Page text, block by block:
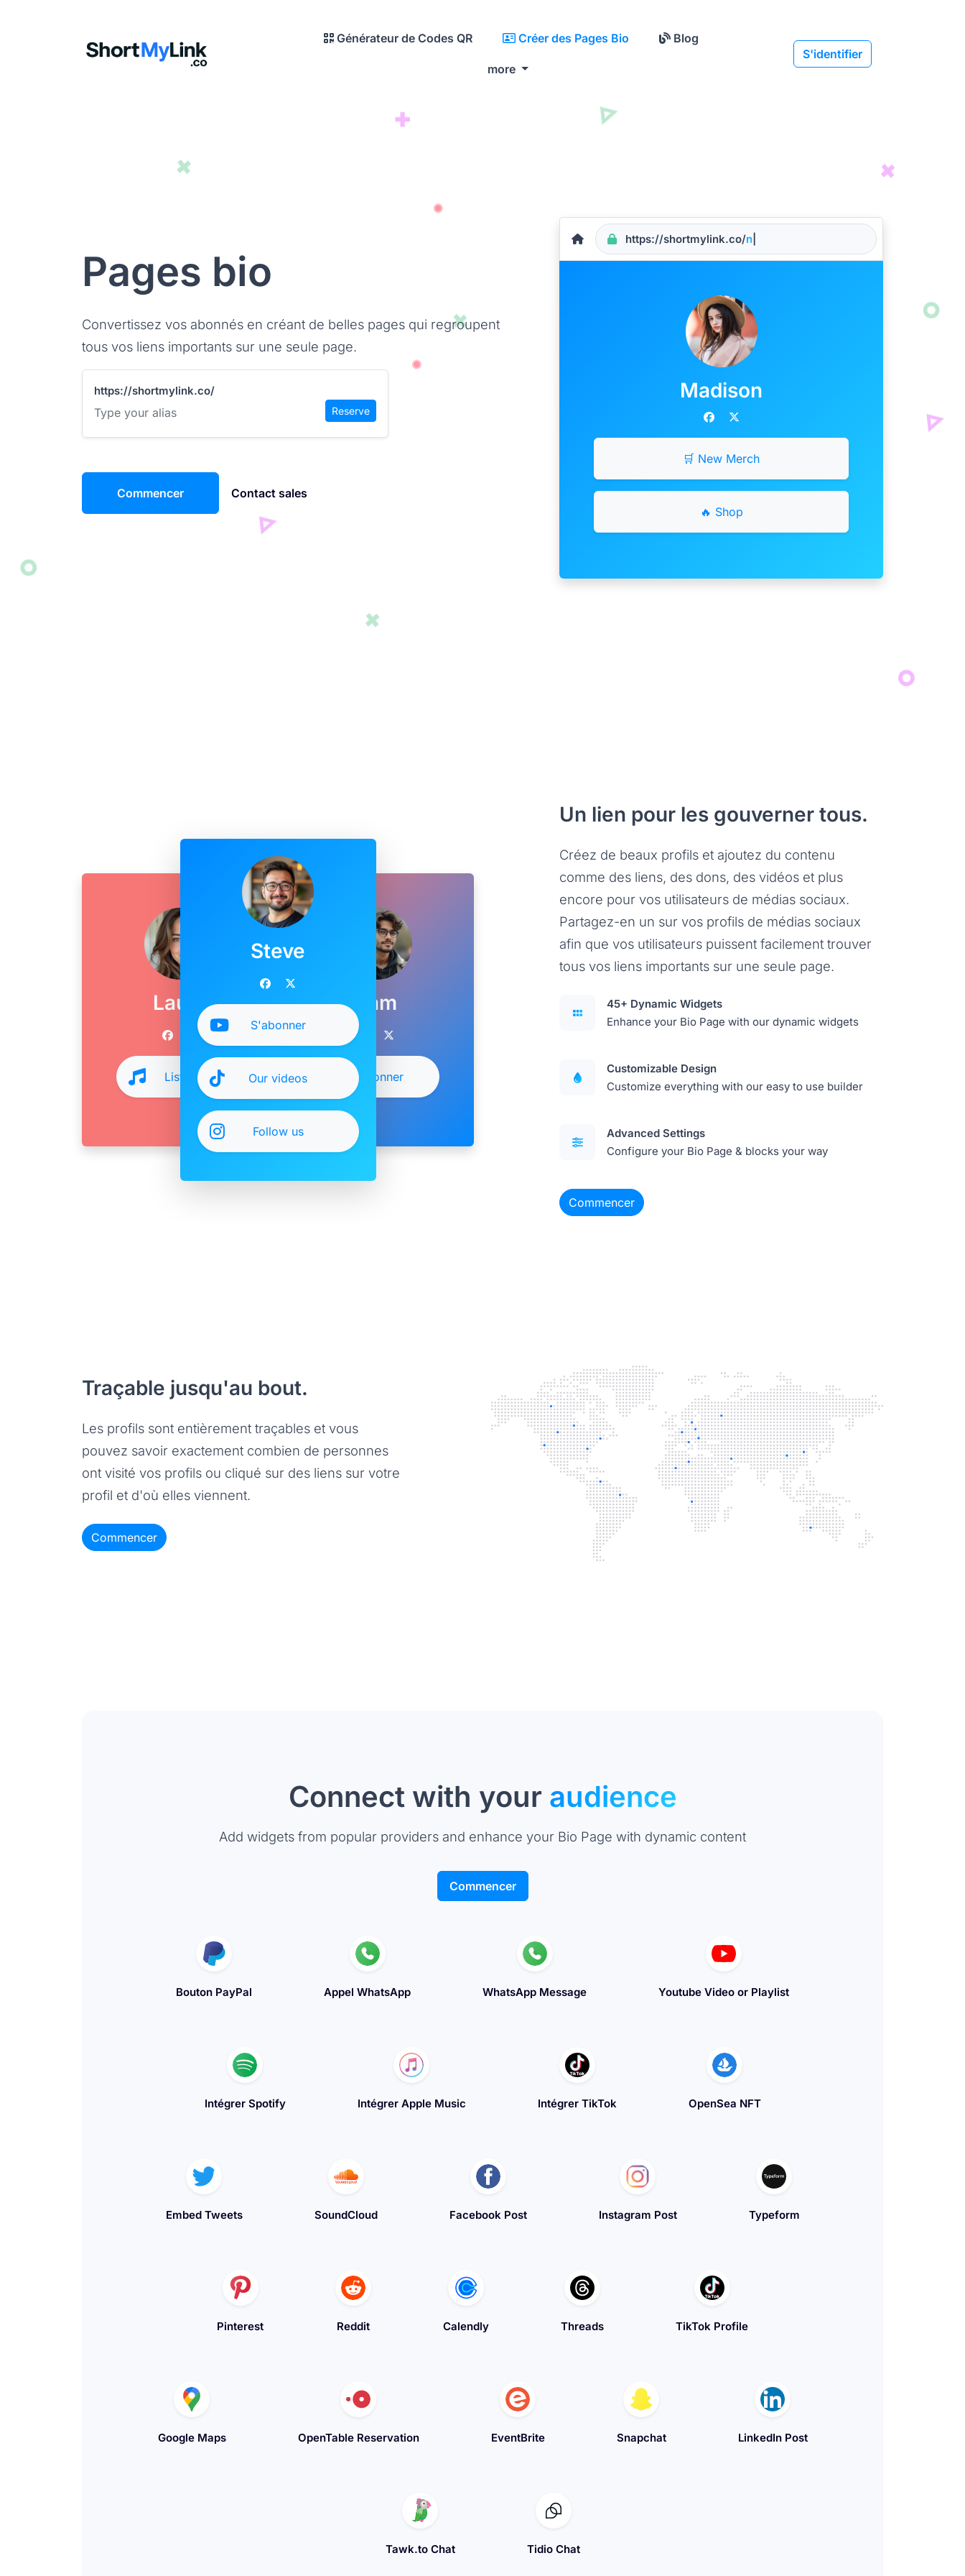
Générateur de Codes QR Créer des Pages Bio Blog
more
S'identifier
Pages bio
Convertissez vos abonnés en créant de belles pages qui regroupent
tous vos liens importants sur une seule page.
https://shortmylink.co/
Reserve
Commencer Contact sales
https://shortmylink.co/name
Madison
🛒 New Merch
🔥 Shop
Un lien pour les gouverner tous.
Créez de beaux profils et ajoutez du contenu
comme des liens, des dons, des vidéos et plus
encore pour vos utilisateurs de médias sociaux.
Partagez-en un sur vos profils de médias sociaux
afin que vos utilisateurs puissent facilement trouver
tous vos liens importants sur une seule page.
45+ Dynamic Widgets
Enhance your Bio Page with our dynamic widgets
Customizable Design
Customize everything with our easy to use builder
Advanced Settings
Configure your Bio Page & blocks your way
Commencer
Laura
Listen
Sam
S'abonner
Steve
S'abonner
Our videos
Follow us
Traçable jusqu'au bout.
Les profils sont entièrement traçables et vous
pouvez savoir exactement combien de personnes
ont visité vos profils ou cliqué sur des liens sur votre
profil et d'où elles viennent.
Commencer
Connect with your audience
Add widgets from popular providers and enhance your Bio Page with dynamic content
Commencer
Bouton PayPal Appel WhatsApp WhatsApp Message Youtube Video or Playlist
Intégrer Spotify Intégrer Apple Music Intégrer TikTok OpenSea NFT
Embed Tweets SoundCloud Facebook Post Instagram Post Typeform
Pinterest Reddit Calendly Threads TikTok Profile
Google Maps OpenTable Reservation EventBrite Snapchat LinkedIn Post
Tawk.to Chat Tidio Chat